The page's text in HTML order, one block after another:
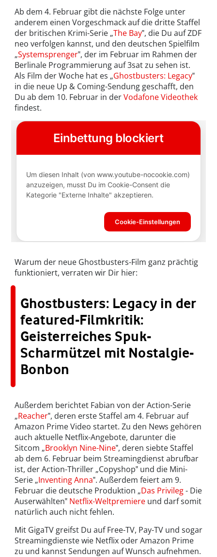
Ab dem 4. Februar gibt die nächste Folge unter
anderem einen Vorgeschmack auf die dritte Staffel
der britischen Krimi-Serie „The Bay‟, die Du auf ZDF
neo verfolgen kannst, und den deutschen Spielfilm
„Systemsprenger‟, der im Februar im Rahmen der
Berlinale Programmierung auf 3sat zu sehen ist.
Als Film der Woche hat es „Ghostbusters: Legacy‟
in die neue Up & Coming-Sendung geschafft, den
Du ab dem 10. Februar in derVodafone Videothek
findest.
Warum der neue Ghostbusters-Film ganz prächtig
funktioniert, verraten wir Dir hier:
Ghostbusters: Legacy in der
featured-Filmkritik:
Geisterreiches Spuk-
Scharmützel mit Nostalgie-
Bonbon
Außerdem berichtet Fabian von der Action-Serie
„Reacher‟, deren erste Staffel am 4. Februar auf
Amazon Prime Video startet. Zu den News gehören
auch aktuelle Netflix-Angebote, darunter die
Sitcom „Brooklyn Nine-Nine‟, deren siebte Staffel
ab dem 6. Februar beim Streamingdienst abrufbar
ist, der Action-Thriller „Copyshop‟ und die Mini-
Serie „Inventing Anna‟. Außerdem feiert am 9.
Februar die deutsche Produktion „Das Privileg- Die
Auserwählten‟ Netflix-Weltpremiere und darf somit
natürlich auch nicht fehlen.
Mit GigaTV greifst Du auf Free-TV, Pay-TV und sogar
Streamingdienste wie Netflix oder Amazon Prime
zu und kannst Sendungen auf Wunsch aufnehmen.